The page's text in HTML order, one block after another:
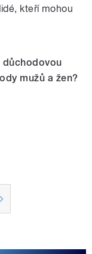
kteří mohou
mužů a žen?